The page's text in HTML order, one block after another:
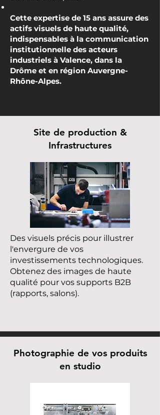
Cette expertise de 15 ans assure des
actifs visuels de haute qualité,
indispensables à la communication
institutionnelle des acteurs
industriels à Valence, dans la
Drôme et en région Auvergne-
Rhône-Alpes.
Site de production &
Infrastructures
Des visuels précis pour illustrer
l'envergure de vos
investissements technologiques.
Obtenez des images de haute
qualité pour vos supports B2B
(rapports, salons).
Photographie de vos produits
en studio